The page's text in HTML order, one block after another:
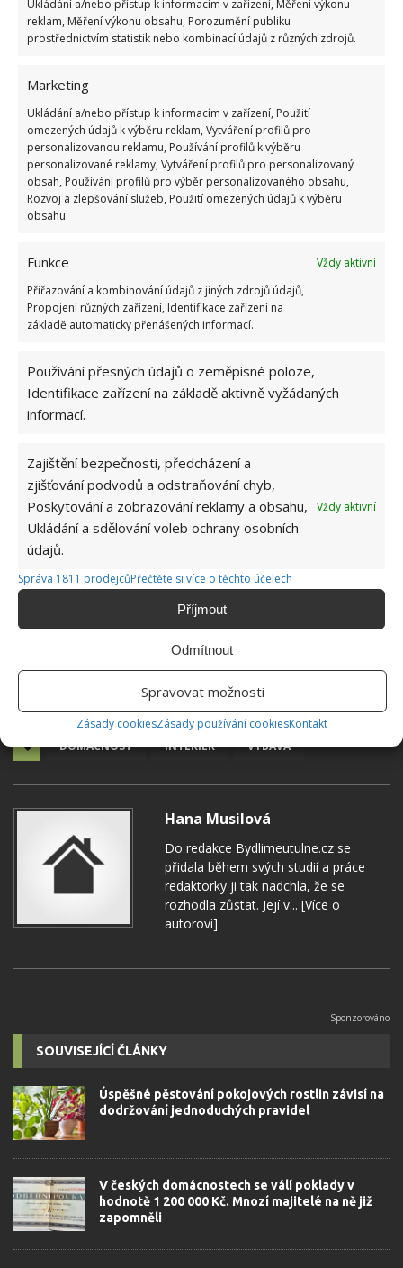
Ukládání a/nebo přístup k informacím v zařízení, Měření výkonu
reklam, Měření výkonu obsahu, Porozumění publiku
prostřednictvím statistik nebo kombinací údajů z různých zdrojů.
Marketing
Ukládání a/nebo přístup k informacím v zařízení, Použití
omezených údajů k výběru reklam, Vytváření profilů pro
personalizovanou reklamu, Používání profilů k výběru
personalizované reklamy, Vytváření profilů pro personalizovaný
obsah, Používání profilů pro výběr personalizovaného obsahu,
Rozvoj a zlepšování služeb, Použití omezených údajů k výběru
obsahu.
Funkce
Vždy aktivní
Přiřazování a kombinování údajů z jiných zdrojů údajů,
Propojení různých zařízení, Identifikace zařízení na
základě automaticky přenášených informací.
Používání přesných údajů o zeměpisné poloze,
Identifikace zařízení na základě aktivně vyžádaných
informací.
Zajištění bezpečnosti, předcházení a
zjišťování podvodů a odstraňování chyb,
Poskytování a zobrazování reklamy a obsahu,
Ukládání a sdělování voleb ochrany osobních
údajů.
Vždy aktivní
Správa 1811 prodejcůPřečtěte si více o těchto účelech
Příjmout
Odmítnout
Spravovat možnosti
Zásady cookiesZásady používání cookiesKontakt
jiní velkou knihovnu nebo velký pracovní stůl na
malování nebo jiné tvoření. Myslete na to předem,
Návrh kuchyně bude jednoznačně velké téma a
kromě pracovní plochy byste neměli zapomínat ani
na úložné prostory. Uspořádání mnoha domů
jednoduše nenabízí skladovací prostory a
odstranění takové závady může být velmi nákladné
a složité. Musíte na to jednoznačně myslet v
měla být extrémně praktická, takže nad tímto
návrhem byste se měli skutečně dobře rozmyslet a
několikrát ho detailně projít.
DOMÁCNOST INTERIÉR VÝBAVA
Hana Musilová
Do redakce Bydlimeutulne.cz se
přidala během svých studií a práce
redaktorky ji tak nadchla, že se
rozhodla zůstat. Její v... [Více o
autorovi]
SOUVISEJÍCÍ ČLÁNKY
Úspěšné pěstování pokojových rostlin závisí na
dodržování jednoduchých pravidel
V českých domácnostech se válí poklady v
hodnotě 1 200 000 Kč. Mnozí majitelé na ně již
zapomněli